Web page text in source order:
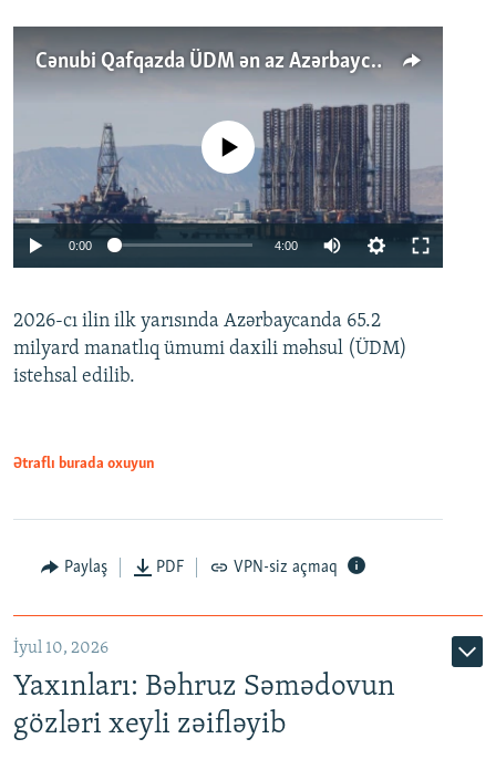
Cənubi Qafqazda ÜDM ən az Azərbaycanda artır: Qonşuları niyə Bakını qabaqlaya bilir?
Auto 240p 360p 480p
No media source currently available
0:00 4:00
360p
480p
2026-cı ilin ilk yarısında Azərbaycanda 65.2
milyard manatlıq ümumi daxili məhsul (ÜDM)
istehsal edilib.
Ətraflı burada oxuyun
Paylaş PDF VPN-siz açmaq
İyul 10, 2026
Yaxınları: Bəhruz Səmədovun
gözləri xeyli zəifləyib